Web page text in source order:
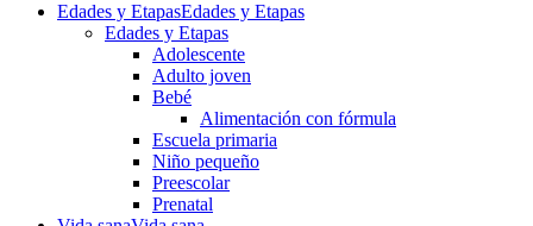
Edades y EtapasEdades y Etapas
Edades y Etapas
Adolescente
Adulto joven
Bebé
Alimentación con fórmula
Escuela primaria
Niño pequeño
Preescolar
Prenatal